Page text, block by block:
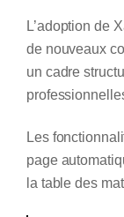
L’adoption de
de nouveaux
un cadre
Les
page
la table des